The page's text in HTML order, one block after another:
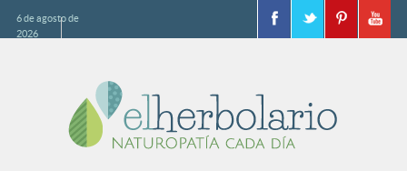
6 de agosto de
2026